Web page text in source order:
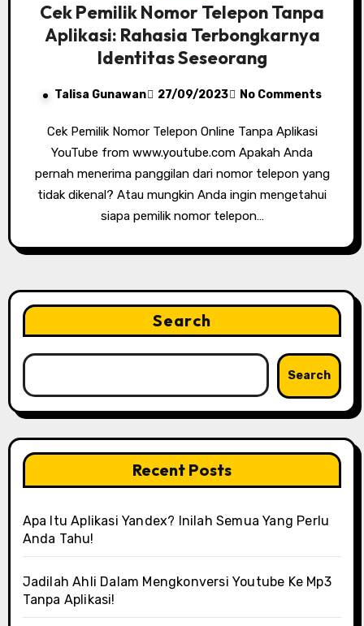
Cek Pemilik Nomor Telepon Tanpa
Aplikasi: Rahasia Terbongkarnya
Identitas Seseorang
Talisa Gunawan 27/09/2023 No Comments
Cek Pemilik Nomor Telepon Online Tanpa Aplikasi
YouTube from www.youtube.com Apakah Anda
pernah menerima panggilan dari nomor telepon yang
tidak dikenal? Atau mungkin Anda ingin mengetahui
siapa pemilik nomor telepon…
Search
Search
Recent Posts
Apa Itu Aplikasi Yandex? Inilah Semua Yang Perlu
Anda Tahu!
Jadilah Ahli Dalam Mengkonversi Youtube Ke Mp3
Tanpa Aplikasi!